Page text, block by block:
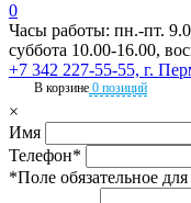
0
Часы работы: пн.-пт.
суббота 10.00-16.00,
+7 342 227-55-55, г.
В корзине 0 позиций
×
Имя
Телефон*
*Поле обязательное